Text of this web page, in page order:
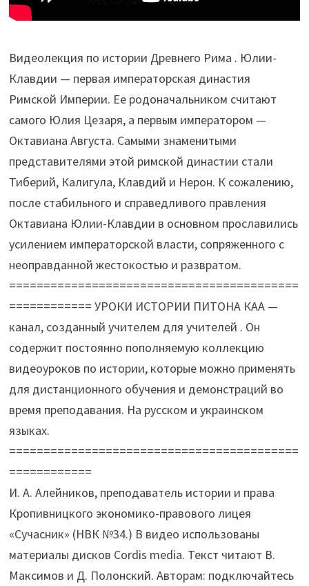
Видеолекция по истории Древнего Рима . Юлии-
Клавдии — первая императорская династия
Римской Империи. Ее родоначальником считают
самого Юлия Цезаря, а первым императором —
Октавиана Августа. Самыми знаменитыми
представителями этой римской династии стали
Тиберий, Калигула, Клавдий и Нерон. К сожалению,
после стабильного и справедливого правления
Октавиана Юлии-Клавдии в основном прославились
усилением императорской власти, сопряженного с
неоправданной жестокостью и развратом.
==========================================
============ УРОКИ ИСТОРИИ ПИТОНА КАА —
канал, созданный учителем для учителей . Он
содержит постоянно пополняемую коллекцию
видеоуроков по истории, которые можно применять
для дистанционного обучения и демонстраций во
время преподавания. На русском и украинском
языках.
==========================================
============
И. А. Алейников, преподаватель истории и права
Кропивницкого экономико-правового лицея
«Сучасник» (НВК №34.) В видео использованы
материалы дисков Cordis media. Текст читают В.
Максимов и Д. Полонский. Авторам: подключайтесь